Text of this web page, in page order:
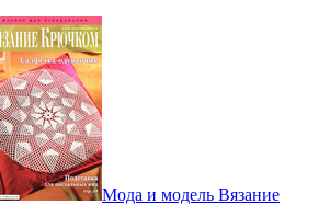
Мода и модель Вязание